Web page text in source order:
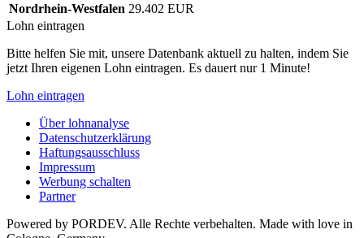
Nordrhein-Westfalen 29.402 EUR
Lohn eintragen
Bitte helfen Sie mit, unsere Datenbank aktuell zu halten, indem Sie
jetzt Ihren eigenen Lohn eintragen. Es dauert nur 1 Minute!
Lohn eintragen
Über lohnanalyse
Datenschutzerklärung
Haftungsausschluss
Impressum
Werbung schalten
Partner
Powered by PORDEV. Alle Rechte verbehalten. Made with love in